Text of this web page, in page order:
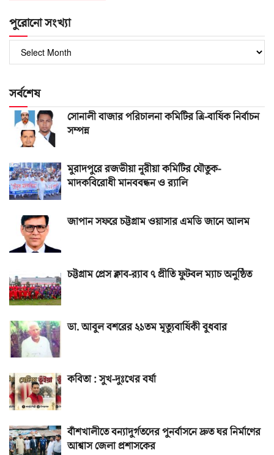
পুরোনো সংখ্যা
সংখ্যা
সর্বশেষ
সোনালী বাজার পরিচালনা কমিটির ত্রি-বার্ষিক নির্বাচন
সম্পন্ন
মুরাদপুরে রজভীয়া নূরীয়া কমিটির যৌতুক-
মাদকবিরোধী মানববন্ধন ও র‌্যালি
জাপান সফরে চট্টগ্রাম ওয়াসার এমডি জানে আলম
চট্টগ্রাম প্রেস ক্লাব-র‌্যাব ৭ প্রীতি ফুটবল ম্যাচ অনুষ্ঠিত
ডা. আবুল বশরের ২১তম মৃত্যুবার্ষিকী বুধবার
কবিতা : সুখ-দুঃখের বর্ষা
বাঁশখালীতে বন্যাদুর্গতদের পুনর্বাসনে দ্রুত ঘর নির্মাণের
আশ্বাস জেলা প্রশাসকের